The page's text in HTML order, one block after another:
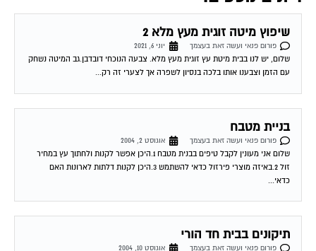
שיפוץ מיטה זוגית מעץ מלא 2
פורום פנאי ועשה זאת בעצמך
יוני 6, 2021
שלום, יש לנו בבית מיטת עץ זוגית מעץ מלא. צבעה הנוכחי דובדבן.גב המיטה נשחק
עם הזמן וצבענו אותו בלכה בנסיון לשפרה אך לצערי זה רק...
בניית מטבח
פורום פנאי ועשה זאת בעצמך
שלום אני מעונין לקבל טיפים בבנית מטבח 1.היכן אפשר לקנות ולחתוך עץ במחיר
זול 2.באיזה מוצרי פירזול כדאי להשתמש 3.היכן לקנות דלתות לארונות האם
כדאי...
תיקונים בבית חד הורי
פורום פנאי ועשה זאת בעצמך
לצערי אני לעיתים קרובות נזקקת לבעלי מקצוע שבמקרה הטוב פשטו לי את העור